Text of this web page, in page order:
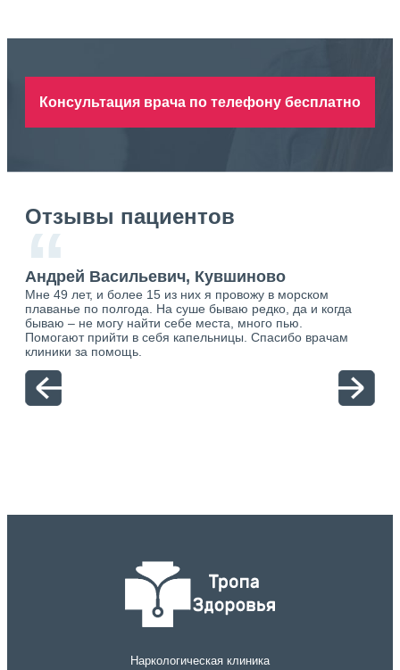
Консультация врача по телефону бесплатно
Отзывы пациентов
“
Андрей Васильевич, Кувшиново
Мне 49 лет, и более 15 из них я провожу в морском
плаванье по полгода. На суше бываю редко, да и когда
бываю – не могу найти себе места, много пью.
Помогают прийти в себя капельницы. Спасибо врачам
клиники за помощь.
Наркологическая клиника